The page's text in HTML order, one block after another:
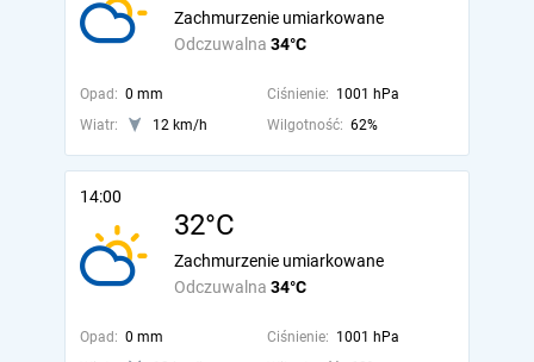
Odczuwalna 34°C
Zachmurzenie umiarkowane
Opad: 0 mm Ciśnienie: 1001 hPa
Wiatr:
12 km/h Wilgotność: 62%
14:00
32°C
Odczuwalna 34°C
Zachmurzenie umiarkowane
Opad: 0 mm Ciśnienie: 1001 hPa